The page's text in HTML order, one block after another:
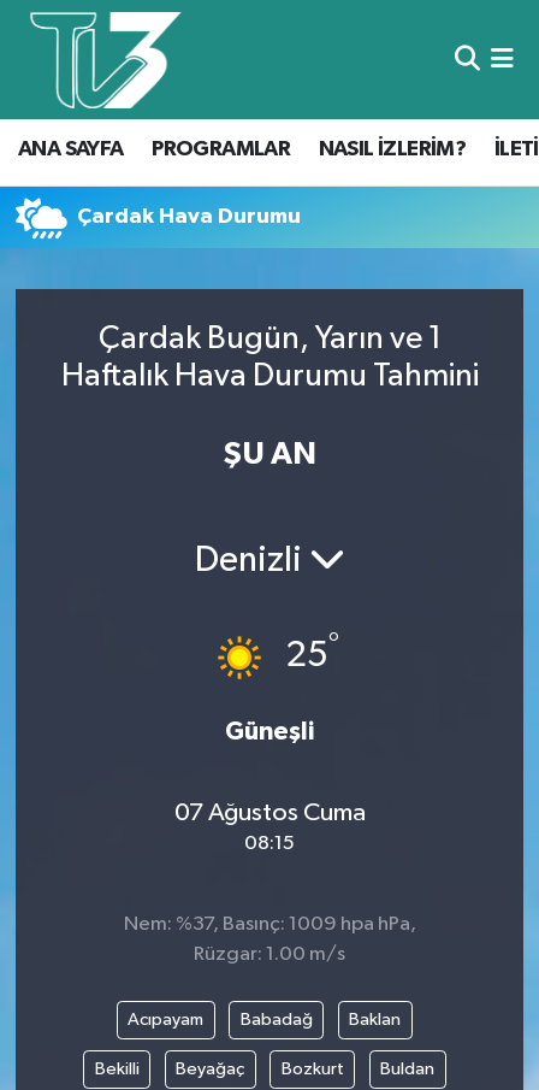
ANA SAYFA PROGRAMLAR NASIL İZLERİM?
Çardak Hava Durumu
Çardak Bugün, Yarın ve 1
Haftalık Hava Durumu Tahmini
ŞU AN
Denizli
25°
Güneşli
07 Ağustos Cuma
08:15
Nem: %37, Basınç: 1009 hpa hPa,
Rüzgar: 1.00 m/s
Acıpayam Babadağ Baklan
Bekilli Beyağaç Bozkurt Buldan
Foto Galeri
Canlı Yayın
ANA SAYFA
PROGRAMLAR
NASIL İZLERİM?
KÜNYE